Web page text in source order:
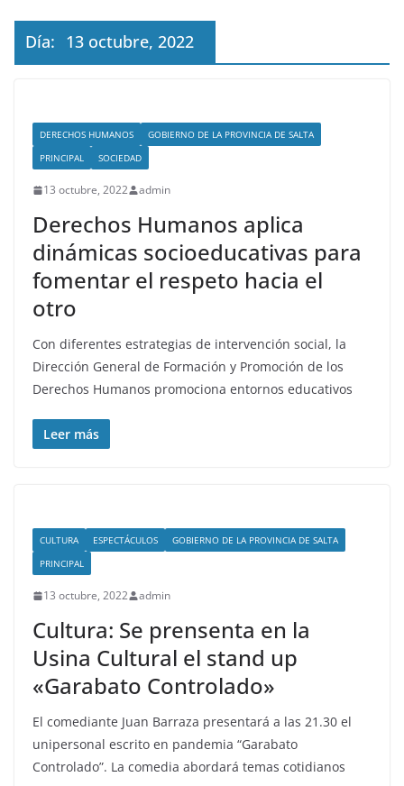
Día: 13 octubre, 2022
DERECHOS HUMANOS
GOBIERNO DE LA PROVINCIA DE SALTA
PRINCIPAL
SOCIEDAD
13 octubre, 2022 admin
Derechos Humanos aplica
dinámicas socioeducativas para
fomentar el respeto hacia el
otro
Con diferentes estrategias de intervención social, la
Dirección General de Formación y Promoción de los
Derechos Humanos promociona entornos educativos
Leer más
CULTURA ESPECTÁCULOS
GOBIERNO DE LA PROVINCIA DE SALTA
PRINCIPAL
13 octubre, 2022 admin
Cultura: Se prensenta en la
Usina Cultural el stand up
«Garabato Controlado»
El comediante Juan Barraza presentará a las 21.30 el
unipersonal escrito en pandemia “Garabato
Controlado”. La comedia abordará temas cotidianos